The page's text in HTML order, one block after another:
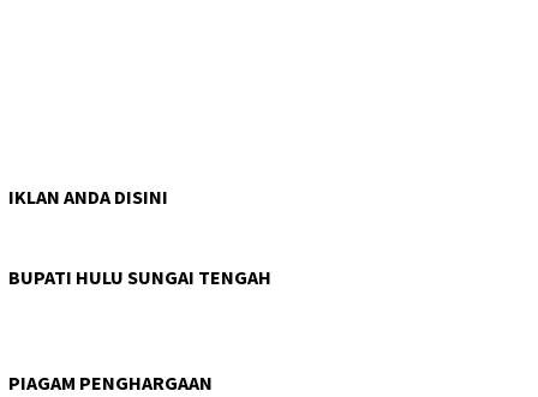
IKLAN ANDA DISINI
BUPATI HULU SUNGAI TENGAH
PIAGAM PENGHARGAAN